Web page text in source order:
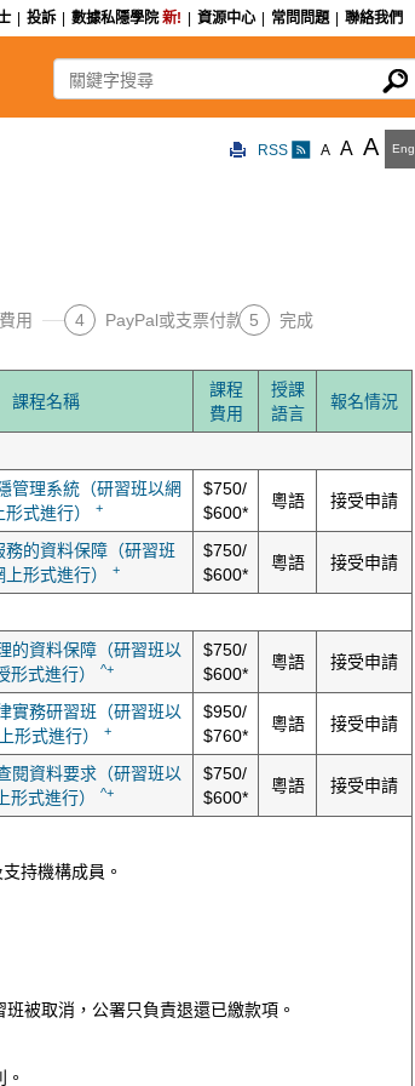
投訴 數據私隱學院新! 資源中心 常問問題 聯絡我們
RSS A A A Eng
用 4 PayPal或支票付款 5 完成
課程名稱
課程
費用
授課
語言
報名情況
管理系統（研習班以網
形式進行）
+
$750/
$600*
粵語 接受申請
務的資料保障（研習班
上形式進行）
+
$750/
$600*
粵語 接受申請
的資料保障（研習班以
形式進行）
^+
$750/
$600*
粵語 接受申請
實務研習班（研習班以
形式進行）
+
$950/
$760*
粵語 接受申請
閱資料要求（研習班以
形式進行）
^+
$750/
$600*
粵語 接受申請
支持機構成員。
被取消，公署只負責退還已繳款項。